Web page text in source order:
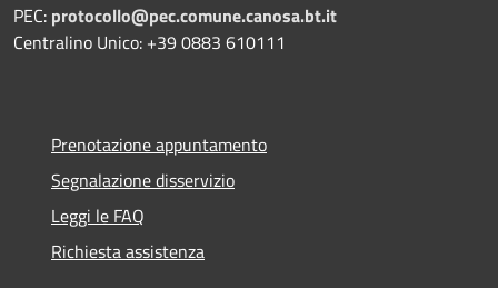
PEC: protocollo@pec.comune.canosa.bt.it
Centralino Unico: +39 0883 610111
Prenotazione appuntamento
Segnalazione disservizio
Leggi le FAQ
Richiesta assistenza